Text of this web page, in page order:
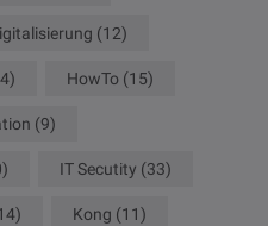
(12)
HowTo (15)
(9)
IT Secutity (33)
Kong (11)